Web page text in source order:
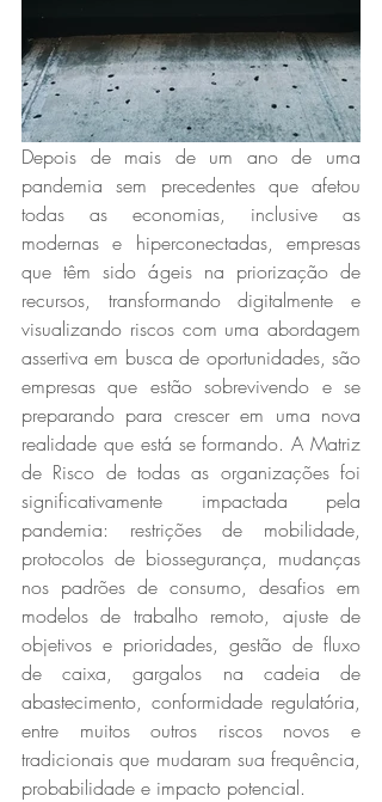
Depois de mais de um ano de uma
pandemia sem precedentes que afetou
todas as economias, inclusive as
modernas e hiperconectadas, empresas
que têm sido ágeis na priorização de
recursos, transformando digitalmente e
visualizando riscos com uma abordagem
assertiva em busca de oportunidades, são
empresas que estão sobrevivendo e se
preparando para crescer em uma nova
realidade que está se formando. A Matriz
de Risco de todas as organizações foi
significativamente impactada pela
pandemia: restrições de mobilidade,
protocolos de biossegurança, mudanças
nos padrões de consumo, desafios em
modelos de trabalho remoto, ajuste de
objetivos e prioridades, gestão de fluxo
de caixa, gargalos na cadeia de
abastecimento, conformidade regulatória,
entre muitos outros riscos novos e
tradicionais que mudaram sua frequência,
probabilidade e impacto potencial.